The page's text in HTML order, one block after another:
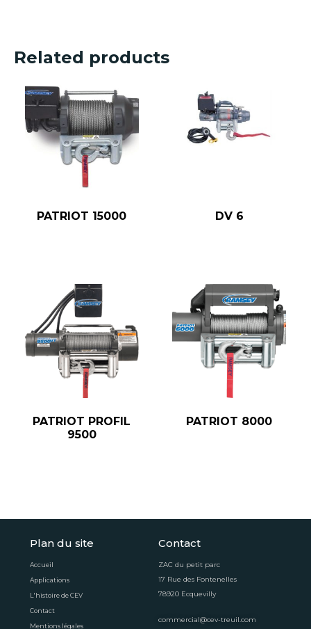
Related products
PATRIOT 15000 DV 6
PATRIOT PROFIL
9500
PATRIOT 8000
Plan du site
Accueil
Applications
L'histoire de CEV
Contact
Mentions légales
Contact
ZAC du petit parc
17 Rue des Fontenelles
78920 Ecquevilly
commercial@cev-treuil.com